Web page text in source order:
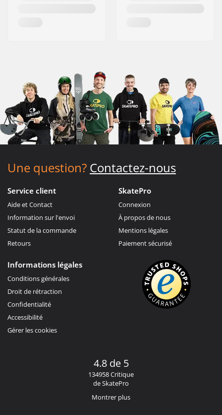
Une question? Contactez-nous
Service client
Aide et Contact
Information sur l'envoi
Statut de la commande
Retours
SkatePro
Connexion
À propos de nous
Mentions légales
Paiement sécurisé
Informations légales
Conditions générales
Droit de rétraction
Confidentialité
Accessibilité
Gérer les cookies
4.8 de 5
134958 Critique
de SkatePro
Montrer plus